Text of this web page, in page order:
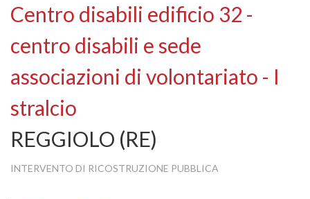
SI
Centro disabili edificio 32 -
centro disabili e sede
associazioni di volontariato - I
stralcio
REGGIOLO (RE)
INTERVENTO DI RICOSTRUZIONE PUBBLICA